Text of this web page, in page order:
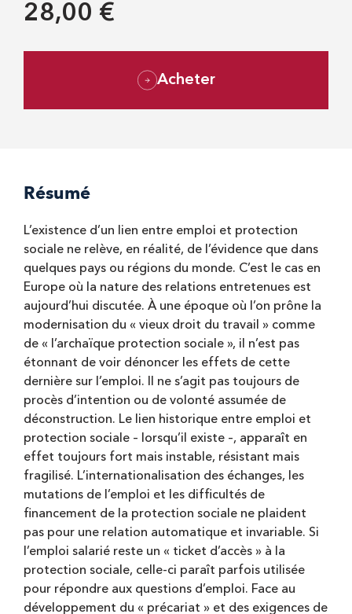
28,00 €
Acheter
Résumé
L’existence d’un lien entre emploi et protection
sociale ne relève, en réalité, de l’évidence que dans
quelques pays ou régions du monde. C’est le cas en
Europe où la nature des relations entretenues est
aujourd’hui discutée. À une époque où l’on prône la
modernisation du « vieux droit du travail » comme
de « l’archaïque protection sociale », il n’est pas
étonnant de voir dénoncer les effets de cette
dernière sur l’emploi. Il ne s’agit pas toujours de
procès d’intention ou de volonté assumée de
déconstruction. Le lien historique entre emploi et
protection sociale – lorsqu’il existe –, apparaît en
effet toujours fort mais instable, résistant mais
fragilisé. L’internationalisation des échanges, les
mutations de l’emploi et les difficultés de
financement de la protection sociale ne plaident
pas pour une relation automatique et invariable. Si
l’emploi salarié reste un « ticket d’accès » à la
protection sociale, celle-ci paraît parfois utilisée
pour répondre aux questions d’emploi. Face au
développement du « précariat » et des exigences de